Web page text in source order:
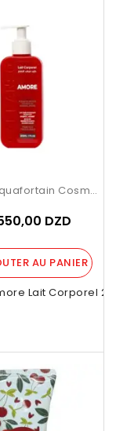
Lait Corporel
Aquafortain Cosmetics
DZD
AU PANIER